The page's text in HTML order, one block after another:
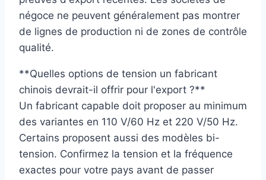
négoce ne peuvent généralement pas montrer
de lignes de production ni de zones de contrôle
qualité.
**Quelles options de tension un fabricant
chinois devrait-il offrir pour l'export ?**
Un fabricant capable doit proposer au minimum
des variantes en 110 V/60 Hz et 220 V/50 Hz.
Certains proposent aussi des modèles bi-
tension. Confirmez la tension et la fréquence
exactes pour votre pays avant de passer